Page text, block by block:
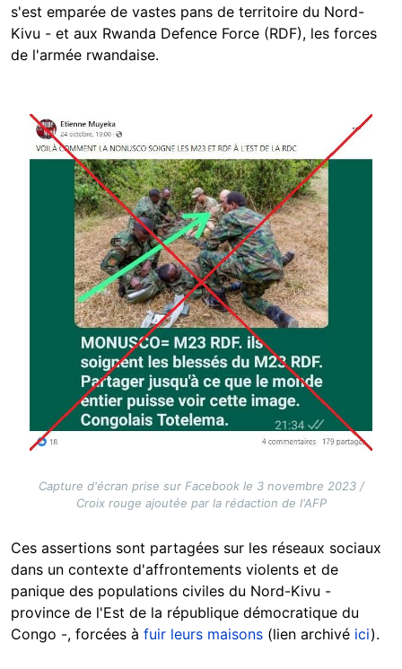
s'est emparée de vastes pans de territoire du Nord-
Kivu - et aux Rwanda Defence Force (RDF), les forces
de l'armée rwandaise.
Image
Capture d'écran prise sur Facebook le 3 novembre 2023 /
Croix rouge ajoutée par la rédaction de l'AFP
Ces assertions sont partagées sur les réseaux sociaux
dans un contexte d'affrontements violents et de
panique des populations civiles du Nord-Kivu -
province de l'Est de la république démocratique du
Congo -, forcées à fuir leurs maisons (lien archivé ici).